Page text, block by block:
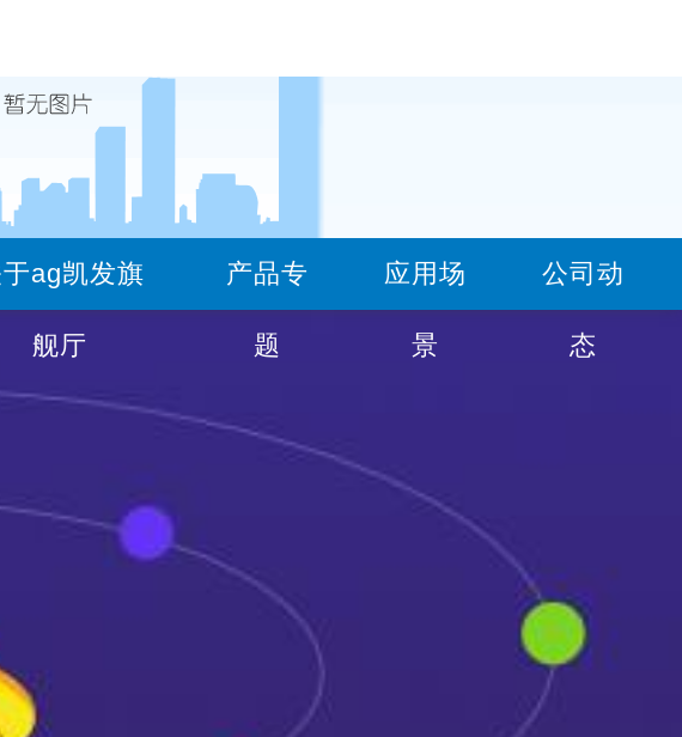
ag凯发旗
舰厅
产品专
题
应用场
景
公司动
态